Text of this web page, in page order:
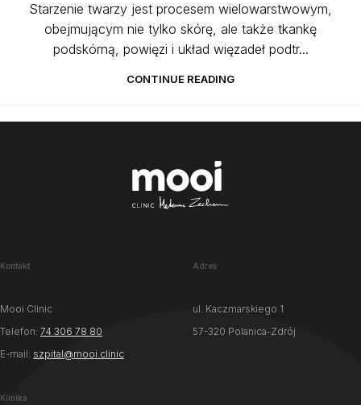
Starzenie twarzy jest procesem wielowarstwowym,
obejmującym nie tylko skórę, ale także tkankę
podskórną, powięzi i układ więzadeł podtr...
CONTINUE READING
Kontakt
Mooi Clinic
Telefon: 74 306 78 80
E-mail: szpital@mooi.clinic
Klinika
Adres
ul. Kaczmarskiego 1
57-320 Polanica-Zdrój